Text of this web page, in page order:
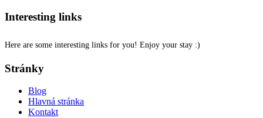
Interesting links
Here are some interesting links for you! Enjoy your stay :)
Stránky
Blog
Hlavná stránka
Kontakt